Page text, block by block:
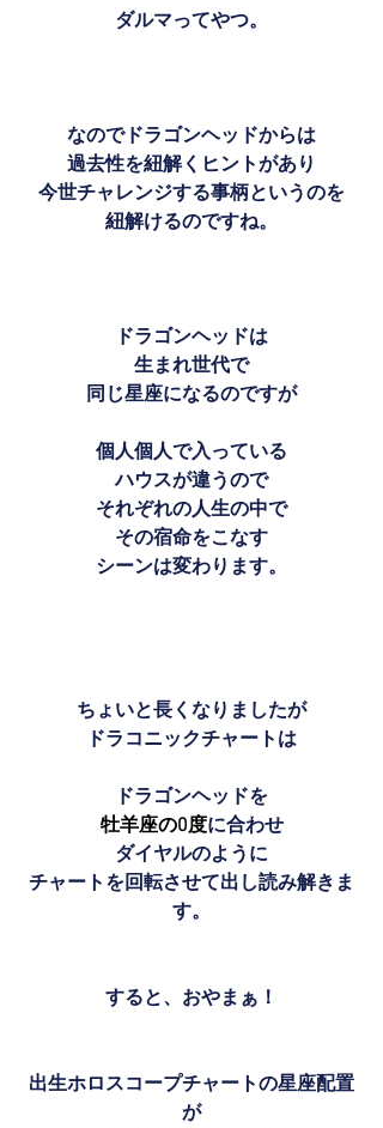
ダルマってやつ。
なのでドラゴンヘッドからは
過去性を紐解くヒントがあり
今世チャレンジする事柄というのを
紐解けるのですね。
ドラゴンヘッドは
生まれ世代で
同じ星座になるのですが
個人個人で入っている
ハウスが違うので
それぞれの人生の中で
その宿命をこなす
シーンは変わります。
ちょいと長くなりましたが
ドラコニックチャートは
ドラゴンヘッドを
牡羊座の0度に合わせ
ダイヤルのように
チャートを回転させて出し読み解きま
す。
すると、おやまぁ！
出生ホロスコープチャートの星座配置
が